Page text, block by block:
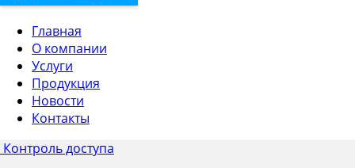
Главная
О компании
Услуги
Продукция
Новости
Контакты
Контроль доступа